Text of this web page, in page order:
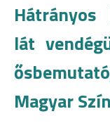
Hátrányos
lát
Magyar